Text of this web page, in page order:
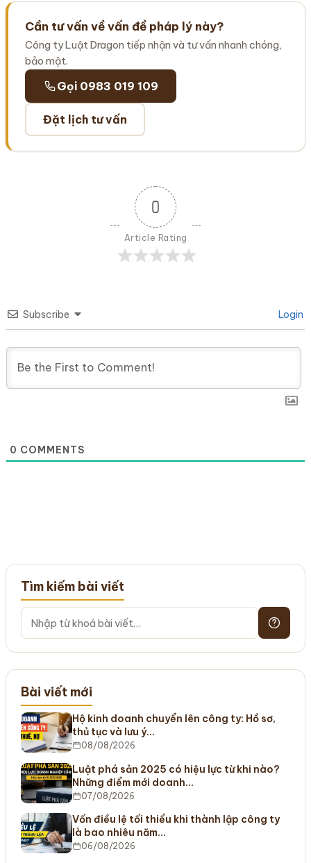
Cần tư vấn về vấn đề pháp lý này?
Công ty Luật Dragon tiếp nhận và tư vấn nhanh chóng,
bảo mật.
Gọi 0983 019 109
Đặt lịch tư vấn
0
Article Rating
Subscribe Login
0 COMMENTS
Tìm kiếm bài viết
Bài viết mới
Hộ kinh doanh chuyển lên công ty: Hồ sơ,
thủ tục và lưu ý…
08/08/2026
Luật phá sản 2025 có hiệu lực từ khi nào?
Những điểm mới doanh…
07/08/2026
Vốn điều lệ tối thiểu khi thành lập công ty
là bao nhiêu năm…
06/08/2026